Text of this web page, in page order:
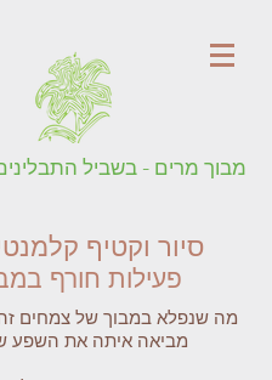
מבוך מרים - בשביל
סיור וקטיף
פעילות חורף
מה שנפלא במבוך של צמחים
מביאה איתה את השפע